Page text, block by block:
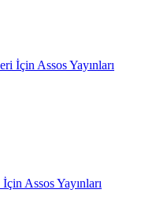
Assos Yayınları